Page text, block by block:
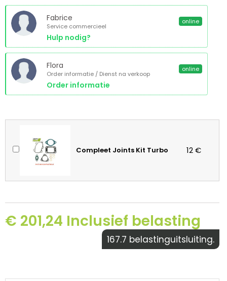
Fabrice
Service commercieel
Hulp nodig?
online
Flora
Order informatie / Dienst na verkoop
Order informatie
online
Compleet Joints Kit Turbo 12 €
€ 201,24 Inclusief belasting
167.7 belastinguitsluiting.